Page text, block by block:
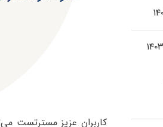
کاربران عزیز مسترتست